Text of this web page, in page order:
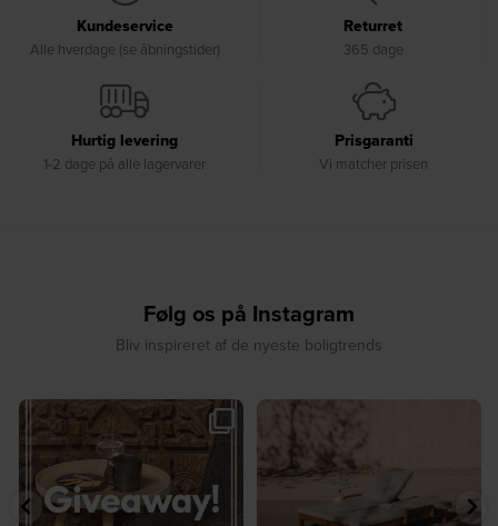
Kundeservice
Alle hverdage (se åbningstider)
Returret
365 dage
Hurtig levering
1-2 dage på alle lagervarer
Prisgaranti
Vi matcher prisen
Følg os på Instagram
Bliv inspireret af de nyeste boligtrends
☀️ Sommerens favorit til terrassen ☀️⁠
...
0
☀️ Sommerens naturlige
samlingspunkt⁠
8 0